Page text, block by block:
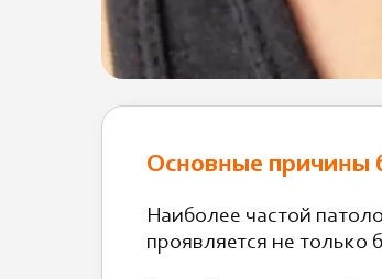
Основные причины
Наиболее частой
проявляется не